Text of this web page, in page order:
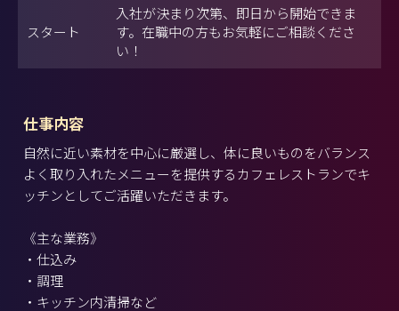
スタート
入社が決まり次第、即日から開始できま
す。在職中の方もお気軽にご相談くださ
い！
仕事内容
自然に近い素材を中心に厳選し、体に良いものをバランス
よく取り入れたメニューを提供するカフェレストランでキ
ッチンとしてご活躍いただきます。
《主な業務》
・仕込み
・調理
・キッチン内清掃など